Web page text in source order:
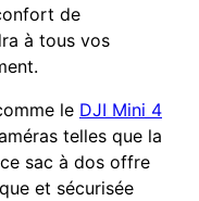
de
à tous vos
le DJI Mini 4
telles que la
sac à dos offre
et sécurisée